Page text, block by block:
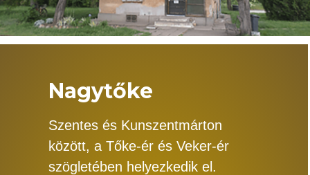
Nagytőke
Szentes és Kunszentmárton
között, a Tőke-ér és Veker-ér
szögletében helyezkedik el.